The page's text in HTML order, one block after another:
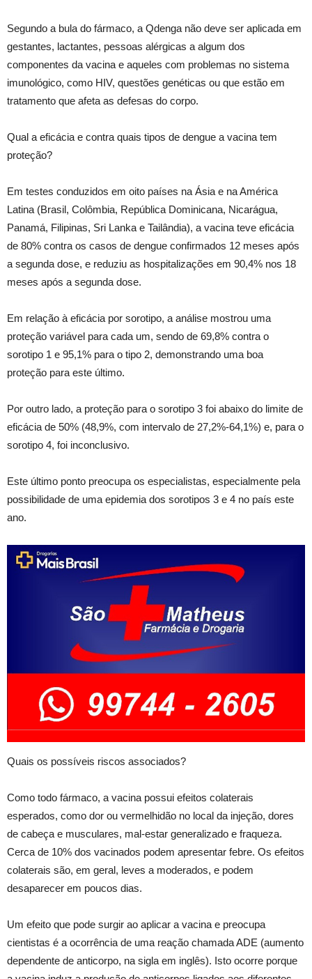
Segundo a bula do fármaco, a Qdenga não deve ser aplicada em
gestantes, lactantes, pessoas alérgicas a algum dos
componentes da vacina e aqueles com problemas no sistema
imunológico, como HIV, questões genéticas ou que estão em
tratamento que afeta as defesas do corpo.
Qual a eficácia e contra quais tipos de dengue a vacina tem
proteção?
Em testes conduzidos em oito países na Ásia e na América
Latina (Brasil, Colômbia, República Dominicana, Nicarágua,
Panamá, Filipinas, Sri Lanka e Tailândia), a vacina teve eficácia
de 80% contra os casos de dengue confirmados 12 meses após
a segunda dose, e reduziu as hospitalizações em 90,4% nos 18
meses após a segunda dose.
Em relação à eficácia por sorotipo, a análise mostrou uma
proteção variável para cada um, sendo de 69,8% contra o
sorotipo 1 e 95,1% para o tipo 2, demonstrando uma boa
proteção para este último.
Por outro lado, a proteção para o sorotipo 3 foi abaixo do limite de
eficácia de 50% (48,9%, com intervalo de 27,2%-64,1%) e, para o
sorotipo 4, foi inconclusivo.
Este último ponto preocupa os especialistas, especialmente pela
possibilidade de uma epidemia dos sorotipos 3 e 4 no país este
ano.
Quais os possíveis riscos associados?
Como todo fármaco, a vacina possui efeitos colaterais
esperados, como dor ou vermelhidão no local da injeção, dores
de cabeça e musculares, mal-estar generalizado e fraqueza.
Cerca de 10% dos vacinados podem apresentar febre. Os efeitos
colaterais são, em geral, leves a moderados, e podem
desaparecer em poucos dias.
Um efeito que pode surgir ao aplicar a vacina e preocupa
cientistas é a ocorrência de uma reação chamada ADE (aumento
dependente de anticorpo, na sigla em inglês). Isto ocorre porque